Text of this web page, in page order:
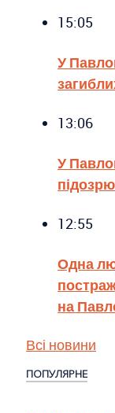
15:05
У
13:06
У
12:55
Одна
на
Всі новини
ПОПУЛЯРНЕ